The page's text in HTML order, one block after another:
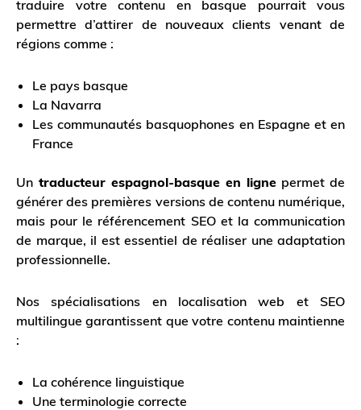
traduire votre contenu en basque pourrait vous
permettre d’attirer de nouveaux clients venant de
régions comme :
Le pays basque
La Navarra
Les communautés basquophones en Espagne et en
France
Un traducteur espagnol-basque en ligne permet de
générer des premières versions de contenu numérique,
mais pour le référencement SEO et la communication
de marque, il est essentiel de réaliser une adaptation
professionnelle.
Nos spécialisations en localisation web et SEO
multilingue garantissent que votre contenu maintienne
:
La cohérence linguistique
Une terminologie correcte